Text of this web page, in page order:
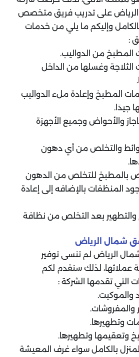
على تدريب فريق متخصص
وإليكم ما يلي من خدمات
:
المطبخ من الدواليب.
الثلاجة وغسلها من الداخل
المطبخ وإعادة ملء الدواليب
جيدًا.
والأحواض وجميع الأجهزة
والتخلص من أي دهون
بالمطبخ للتخلص من الدهون
المنظفات بالإضافه إلى إعادة
والتطهير بعد التخلص من نظافة
شمال الرياض
الرياض لم تنسى توفير
عملائها، لذلك سنقدم لكم
تقدمها الشركة :
والموكيت.
والمفروشات.
وتطهيرها.
وتعقيمها وتطهيرها.
بالكامل سواء غرف المعيشة